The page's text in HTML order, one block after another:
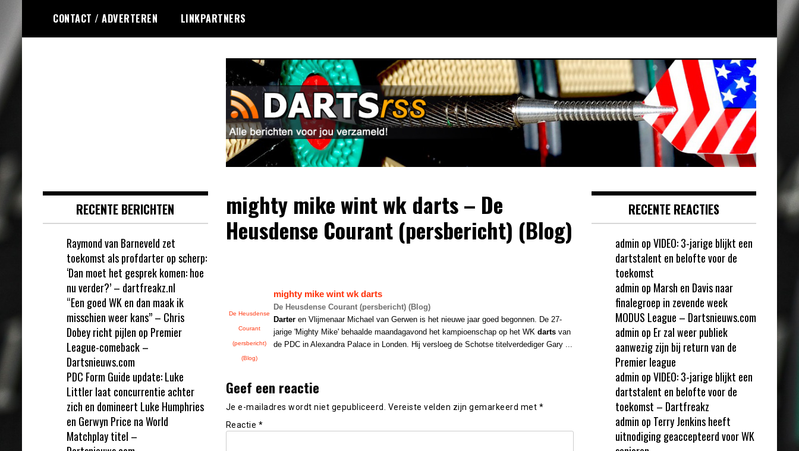
de
inhoud
CONTACT / ADVERTEREN LINKPARTNERS
mighty mike wint wk darts – De
Heusdense Courant (persbericht) (Blog)
De Heusdense
Courant
(persbericht)
(Blog)
mighty mike wint wk darts
De Heusdense Courant (persbericht) (Blog)
Darteren Vlijmenaar Michael van Gerwen is het nieuwe jaar goed begonnen. De 27-
jarige 'Mighty Mike' behaalde maandagavond het kampioenschap op het WK dartsvan
de PDC in Alexandra Palace in Londen. Hij versloeg de Schotse titelverdediger Gary ...
Geef een reactie
Je e-mailadres wordt niet gepubliceerd. Vereiste velden zijn gemarkeerd met *
Reactie *
RECENTE BERICHTEN
Raymond van Barneveld zet
toekomst als profdarter op scherp:
‘Dan moet het gesprek komen: hoe
nu verder?’ – dartfreakz.nl
“Een goed WK en dan maak ik
misschien weer kans” – Chris
Dobey richt pijlen op Premier
League-comeback –
Dartsnieuws.com
PDC Form Guide update: Luke
Littler laat concurrentie achter
zich en domineert Luke Humphries
en Gerwyn Price na World
Matchplay titel –
RECENTE REACTIES
admin opVIDEO: 3-jarige blijkt een
dartstalent en belofte voor de
toekomst
admin op Marsh en Davis naar
finalegroep in zevende week
MODUS League – Dartsnieuws.com
admin op Er zal weer publiek
aanwezig zijn bij return van de
Premier league
admin opVIDEO: 3-jarige blijkt een
dartstalent en belofte voor de
toekomst – Dartfreakz
admin op Terry Jenkins heeft
uitnodiging geaccepteerd voor WK